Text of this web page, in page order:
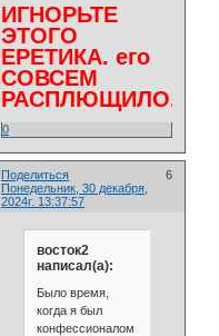
ИГНОРЬТЕ
ЭТОГО
ЕРЕТИКА. его
СОВСЕМ
РАСПЛЮЩИЛО.
0
Поделиться
6
Понедельник, 30 декабря,
2024г. 13:37:57
восток2
написал(а):
Было время,
когда я был
конфессионалом